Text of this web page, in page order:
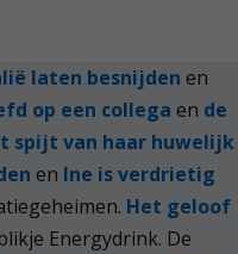
laten besnijden en
op een collega en de
spijt van haar huwelijk
en Ine is verdrietig
Het geloof
Energydrink. De